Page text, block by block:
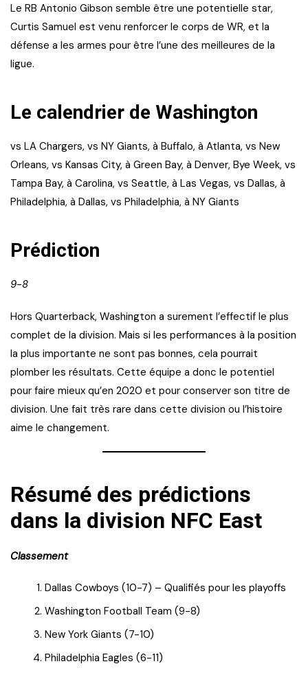
Le RB Antonio Gibson semble être une potentielle star,
Curtis Samuel est venu renforcer le corps de WR, et la
défense a les armes pour être l’une des meilleures de la
ligue.
Le calendrier de Washington
vs LA Chargers, vs NY Giants, à Buffalo, à Atlanta, vs New
Orleans, vs Kansas City, à Green Bay, à Denver, Bye Week, vs
Tampa Bay, à Carolina, vs Seattle, à Las Vegas, vs Dallas, à
Philadelphia, à Dallas, vs Philadelphia, à NY Giants
Prédiction
9-8
Hors Quarterback, Washington a surement l’effectif le plus
complet de la division. Mais si les performances à la position
la plus importante ne sont pas bonnes, cela pourrait
plomber les résultats. Cette équipe a donc le potentiel
pour faire mieux qu’en 2020 et pour conserver son titre de
division. Une fait très rare dans cette division ou l’histoire
aime le changement.
Résumé des prédictions
dans la division NFC East
Classement
Dallas Cowboys (10-7) – Qualifiés pour les playoffs
Washington Football Team (9-8)
New York Giants (7-10)
Philadelphia Eagles (6-11)